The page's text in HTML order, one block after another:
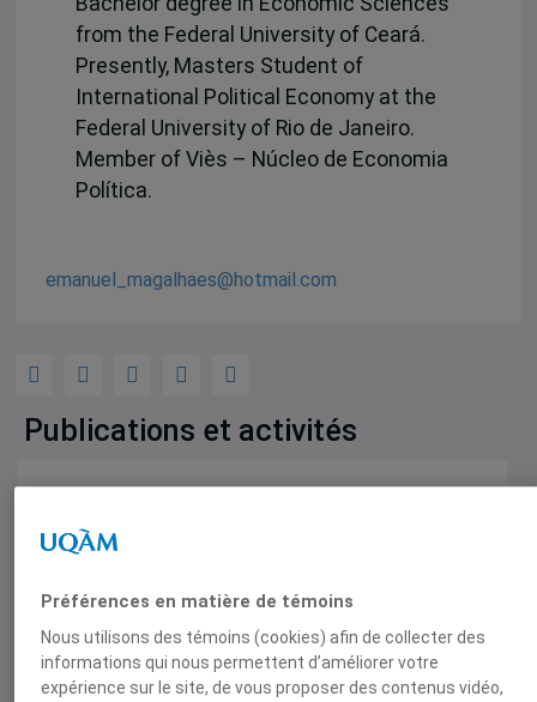
from the Federal University of Ceará.
Presently, Masters Student of
International Political Economy at the
Federal University of Rio de Janeiro.
Member of Viès – Núcleo de Economia
Política.
emanuel_magalhaes@hotmail.com
Publications et activités
A new exporting pattern of productive
specialisation ? Considerations on the
Moreira,Emanuel Sebag de Magalhães
Préférences en matière de témoins
Nous utilisons des témoins (cookies) afin de collecter des
informations qui nous permettent d’améliorer votre
expérience sur le site, de vous proposer des contenus vidéo,